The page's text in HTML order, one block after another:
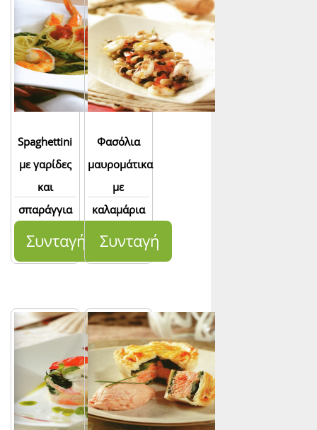
Spaghettini
με γαρίδες
και
σπαράγγια
Συνταγή
Φασόλια
μαυρομάτικα
με
καλαμάρια
Συνταγή